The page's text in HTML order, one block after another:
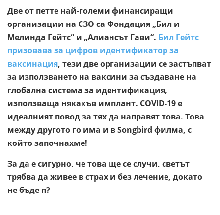
Две от петте най-големи финансиращи
организации на СЗО са Фондация „Бил и
Мелинда Гейтс“ и „Алиансът Гави“. Бил Гейтс
призовава за цифров идентификатор за
ваксинация, тези две организации се застъпват
за използването на ваксини за създаване на
глобална система за идентификация,
използваща някакъв имплант. COVID-19 е
идеалният повод за тях да направят това. Това
между другото го има и в Songbird филма, с
който започнахме!
За да е сигурно, че това ще се случи, светът
трябва да живее в страх и без лечение, докато
не бъде п?